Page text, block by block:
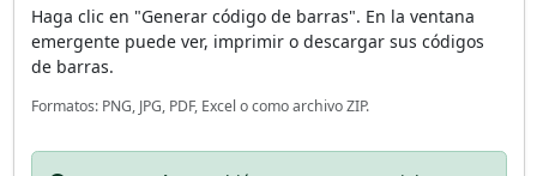
Haga clic en "Generar código de barras". En la ventana
emergente puede ver, imprimir o descargar sus códigos
de barras.
Formatos: PNG, JPG, PDF, Excel o como archivo ZIP.